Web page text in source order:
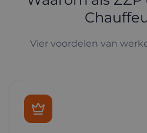
Vier voordelen van